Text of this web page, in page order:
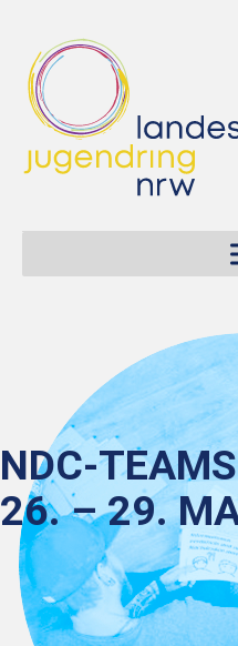
NDC-
26. – 29.